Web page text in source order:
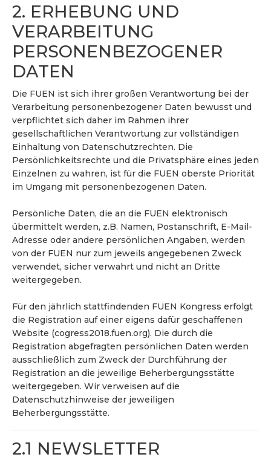
2. ERHEBUNG UND
VERARBEITUNG
PERSONENBEZOGENER
DATEN
Die FUEN ist sich ihrer großen Verantwortung bei der
Verarbeitung personenbezogener Daten bewusst und
verpflichtet sich daher im Rahmen ihrer
gesellschaftlichen Verantwortung zur vollständigen
Einhaltung von Datenschutzrechten. Die
Persönlichkeitsrechte und die Privatsphäre eines jeden
Einzelnen zu wahren, ist für die FUEN oberste Priorität
im Umgang mit personenbezogenen Daten.
Persönliche Daten, die an die FUEN elektronisch
übermittelt werden, z.B. Namen, Postanschrift, E-Mail-
Adresse oder andere persönlichen Angaben, werden
von der FUEN nur zum jeweils angegebenen Zweck
verwendet, sicher verwahrt und nicht an Dritte
weitergegeben.
Für den jährlich stattfindenden FUEN Kongress erfolgt
die Registration auf einer eigens dafür geschaffenen
Website (cogress2018.fuen.org). Die durch die
Registration abgefragten persönlichen Daten werden
ausschließlich zum Zweck der Durchführung der
Registration an die jeweilige Beherbergungsstätte
weitergegeben. Wir verweisen auf die
Datenschutzhinweise der jeweiligen
Beherbergungsstätte.
2.1 NEWSLETTER